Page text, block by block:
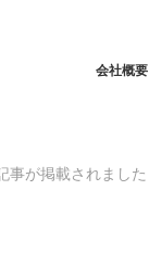
会社概要
事が掲載されました